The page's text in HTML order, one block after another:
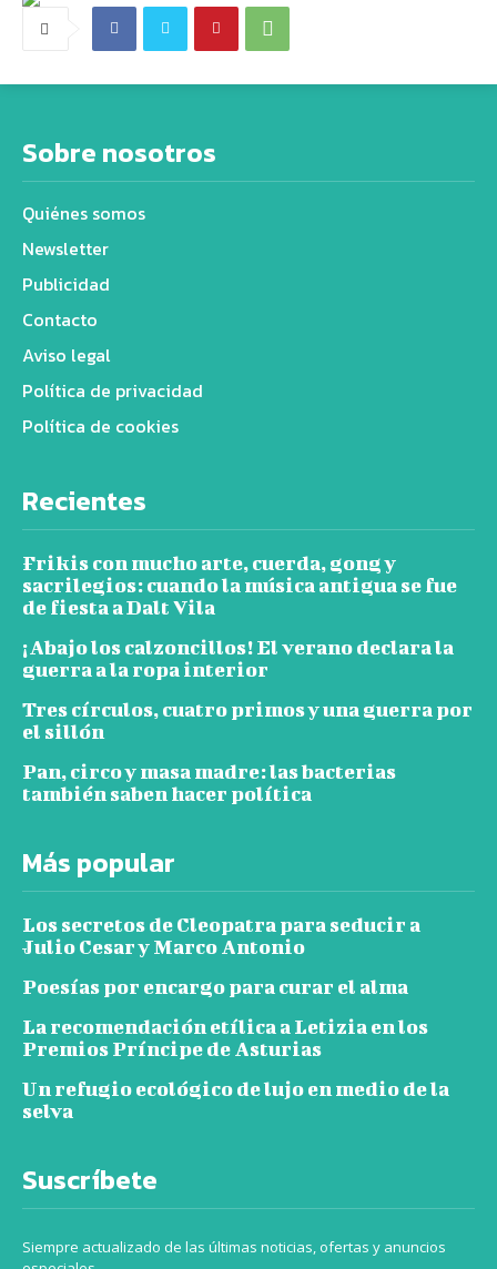
Sobre nosotros
Quiénes somos
Newsletter
Publicidad
Contacto
Aviso legal
Política de privacidad
Política de cookies
Recientes
Frikis con mucho arte, cuerda, gong y
sacrilegios: cuando la música antigua se fue
de fiesta a Dalt Vila
¡Abajo los calzoncillos! El verano declara la
guerra a la ropa interior
Tres círculos, cuatro primos y una guerra por
el sillón
Pan, circo y masa madre: las bacterias
también saben hacer política
Más popular
Los secretos de Cleopatra para seducir a
Julio Cesar y Marco Antonio
Poesías por encargo para curar el alma
La recomendación etílica a Letizia en los
Premios Príncipe de Asturias
Un refugio ecológico de lujo en medio de la
selva
Suscríbete
Siempre actualizado de las últimas noticias, ofertas y anuncios